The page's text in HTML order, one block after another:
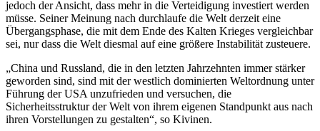
jedoch der Ansicht, dass mehr in die Verteidigung investiert werden
müsse. Seiner Meinung nach durchlaufe die Welt derzeit eine
Übergangsphase, die mit dem Ende des Kalten Krieges vergleichbar
sei, nur dass die Welt diesmal auf eine größere Instabilität zusteuere.
„China und Russland, die in den letzten Jahrzehnten immer stärker
geworden sind, sind mit der westlich dominierten Weltordnung unter
Führung der USA unzufrieden und versuchen, die
Sicherheitsstruktur der Welt von ihrem eigenen Standpunkt aus nach
ihren Vorstellungen zu gestalten“, so Kivinen.